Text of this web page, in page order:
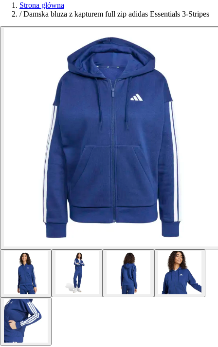
Strona główna
/ Damska bluza z kapturem full zip adidas Essentials 3-Stripes